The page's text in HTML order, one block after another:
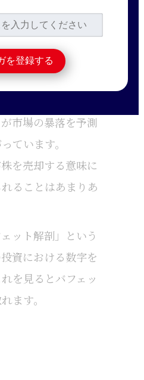
期、7月から9月期に
却しているとの報道
の残高は過去最高
市場の暴落を予測
ています。
を売却する意味に
ることはあまりあ
ット解剖」という
資における数字を
を見るとバフェッ
ます。